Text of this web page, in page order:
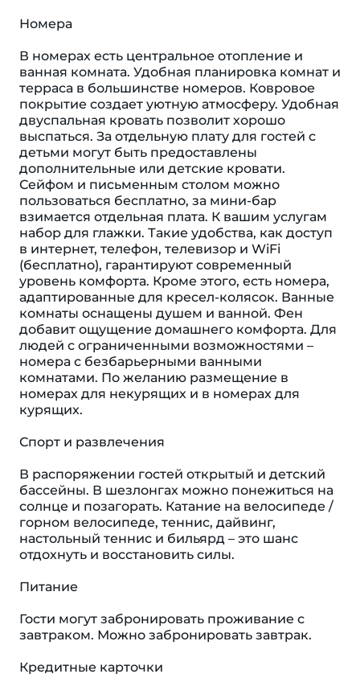
Номера
В номерах есть центральное отопление и
ванная комната. Удобная планировка комнат и
терраса в большинстве номеров. Ковровое
покрытие создает уютную атмосферу. Удобная
двуспальная кровать позволит хорошо
выспаться. За отдельную плату для гостей с
детьми могут быть предоставлены
дополнительные или детские кровати.
Сейфом и письменным столом можно
пользоваться бесплатно, за мини-бар
взимается отдельная плата. К вашим услугам
набор для глажки. Такие удобства, как доступ
в интернет, телефон, телевизор и WiFi
(бесплатно), гарантируют современный
уровень комфорта. Кроме этого, есть номера,
адаптированные для кресел-колясок. Ванные
комнаты оснащены душем и ванной. Фен
добавит ощущение домашнего комфорта. Для
людей с ограниченными возможностями –
номера с безбарьерными ванными
комнатами. По желанию размещение в
номерах для некурящих и в номерах для
курящих.
Спорт и развлечения
В распоряжении гостей открытый и детский
бассейны. В шезлонгах можно понежиться на
солнце и позагорать. Катание на велосипеде /
горном велосипеде, теннис, дайвинг,
настольный теннис и бильярд – это шанс
отдохнуть и восстановить силы.
Питание
Гости могут забронировать проживание с
завтраком. Можно забронировать завтрак.
Кредитные карточки